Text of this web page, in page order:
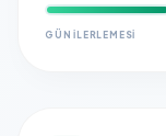
GÜN İLERLEMESI